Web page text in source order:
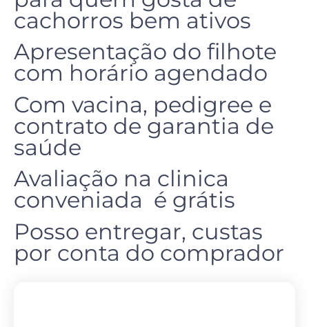
cachorros bem ativos
Apresentação do filhote
com horário agendado
Com vacina, pedigree e
contrato de garantia de
saúde
Avaliação na clinica
conveniada é grátis
Posso entregar, custas
por conta do comprador